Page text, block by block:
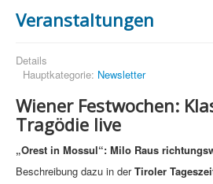
Veranstaltungen
Details
Hauptkategorie: Newsletter
Wiener Festwochen:
Tragödie live
„Orest in Mossul“: Milo Raus
Beschreibung dazu in derTiroler